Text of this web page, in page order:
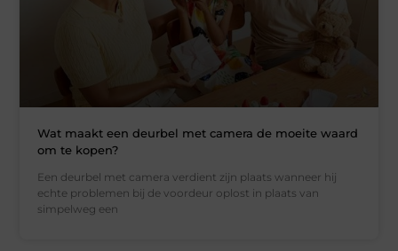
Wat maakt een deurbel met camera de moeite waard
om te kopen?
Een deurbel met camera verdient zijn plaats wanneer hij
echte problemen bij de voordeur oplost in plaats van
simpelweg een